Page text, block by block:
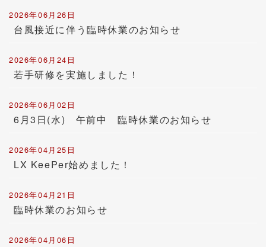
2026年06月26日
台風接近に伴う臨時休業のお知らせ
2026年06月24日
若手研修を実施しました！
2026年06月02日
6月3日(水) 午前中 臨時休業のお知らせ
2026年04月25日
LX KeePer始めました！
2026年04月21日
臨時休業のお知らせ
2026年04月06日